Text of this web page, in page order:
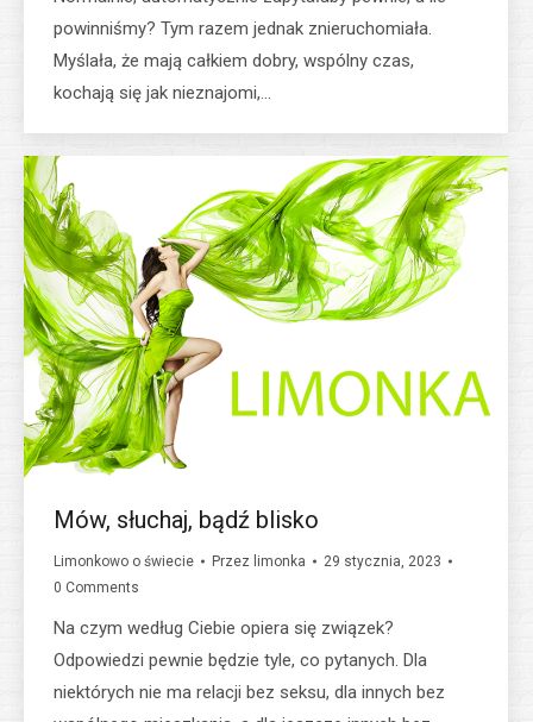
powinniśmy? Tym razem jednak znieruchomiała.
Myślała, że mają całkiem dobry, wspólny czas,
kochają się jak nieznajomi,…
Mów, słuchaj, bądź blisko
Limonkowo o świecie Przez limonka
29 stycznia, 2023
0 Comments
Na czym według Ciebie opiera się związek?
Odpowiedzi pewnie będzie tyle, co pytanych. Dla
niektórych nie ma relacji bez seksu, dla innych bez